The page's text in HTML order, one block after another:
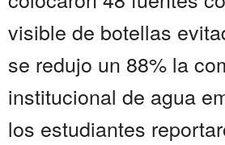
visible de botellas
se redujo un 88% la
institucional de agua
los estudiantes